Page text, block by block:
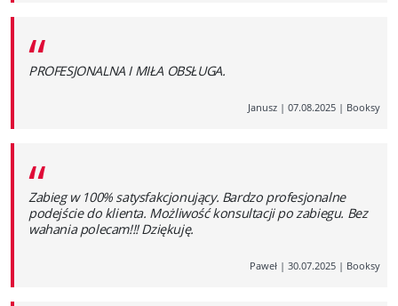
“
PROFESJONALNA I MIŁA OBSŁUGA.
Janusz | 07.08.2025 | Booksy
“
Zabieg w 100% satysfakcjonujący. Bardzo profesjonalne
podejście do klienta. Możliwość konsultacji po zabiegu. Bez
wahania polecam!!! Dziękuję.
Paweł | 30.07.2025 | Booksy